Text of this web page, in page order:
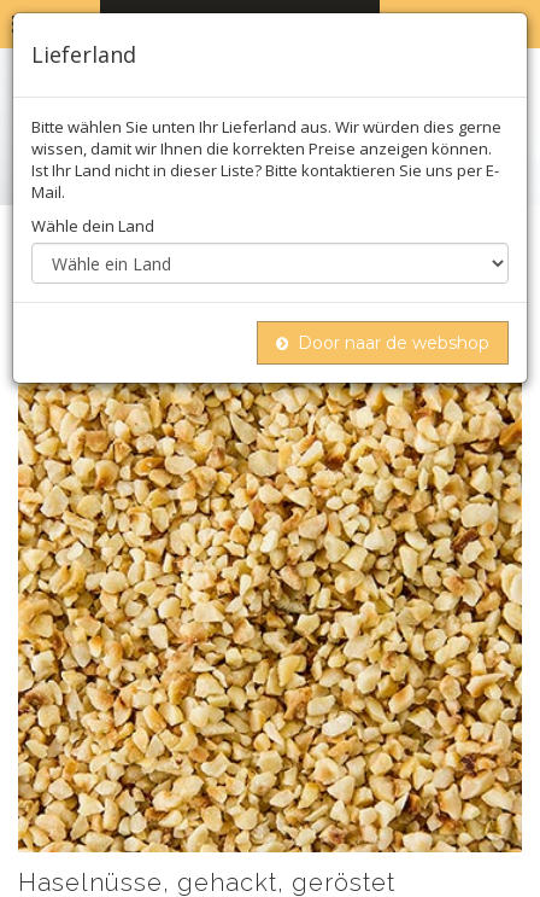
Haselnüsse, gehackt, geröstet
Lieferland
Bitte wählen Sie unten Ihr Lieferland aus. Wir würden dies gerne
wissen, damit wir Ihnen die korrekten Preise anzeigen können.
Ist Ihr Land nicht in dieser Liste? Bitte kontaktieren Sie uns per E-
Mail.
Wähle dein Land
Door naar de webshop